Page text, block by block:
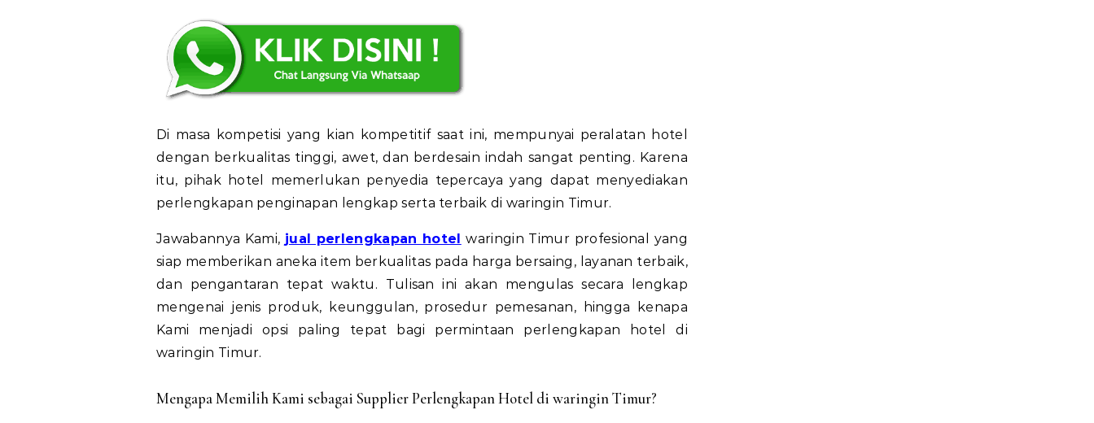
Di masa kompetisi yang kian kompetitif saat ini, mempunyai peralatan hotel
dengan berkualitas tinggi, awet, dan berdesain indah sangat penting. Karena
itu, pihak hotel memerlukan penyedia tepercaya yang dapat menyediakan
perlengkapan penginapan lengkap serta terbaik di waringin Timur.
Jawabannya Kami, jual perlengkapan hotel waringin Timur profesional yang
siap memberikan aneka item berkualitas pada harga bersaing, layanan terbaik,
dan pengantaran tepat waktu. Tulisan ini akan mengulas secara lengkap
mengenai jenis produk, keunggulan, prosedur pemesanan, hingga kenapa
Kami menjadi opsi paling tepat bagi permintaan perlengkapan hotel di
waringin Timur.
Mengapa Memilih Kami sebagai Supplier Perlengkapan Hotel di waringin Timur?